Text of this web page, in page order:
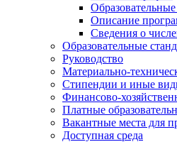
Описание
Сведения о
Образовательные
Руководство
Материально-
Стипендии и иные
Финансово-
Платные
Вакантные места для
Доступная среда